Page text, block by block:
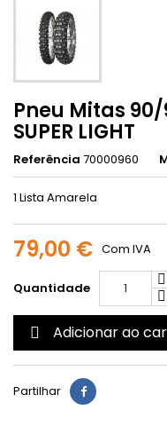
Pneu Mitas 90/
SUPER LIGHT
Referência 70000960
1 Lista Amarela
79,00 € Com IVA
Quantidade
 Adicionar ao
Partilhar